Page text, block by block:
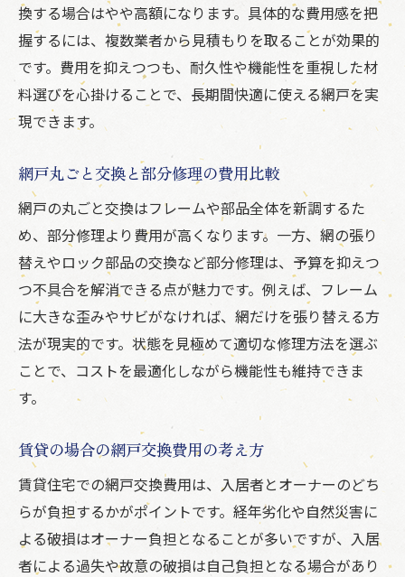
換する場合はやや高額になります。具体的な費用感を把
握するには、複数業者から見積もりを取ることが効果的
です。費用を抑えつつも、耐久性や機能性を重視した材
料選びを心掛けることで、長期間快適に使える網戸を実
現できます。
網戸丸ごと交換と部分修理の費用比較
網戸の丸ごと交換はフレームや部品全体を新調するた
め、部分修理より費用が高くなります。一方、網の張り
替えやロック部品の交換など部分修理は、予算を抑えつ
つ不具合を解消できる点が魅力です。例えば、フレーム
に大きな歪みやサビがなければ、網だけを張り替える方
法が現実的です。状態を見極めて適切な修理方法を選ぶ
ことで、コストを最適化しながら機能性も維持できま
す。
賃貸の場合の網戸交換費用の考え方
賃貸住宅での網戸交換費用は、入居者とオーナーのどち
らが負担するかがポイントです。経年劣化や自然災害に
よる破損はオーナー負担となることが多いですが、入居
者による過失や故意の破損は自己負担となる場合があり